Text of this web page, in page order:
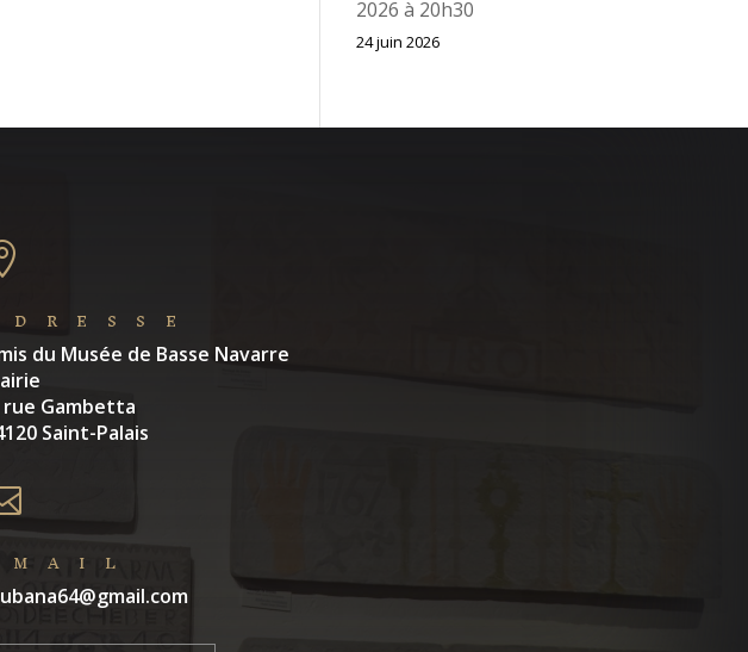
2026 à 20h30
24 juin 2026
du Musée de Basse Navarre
rue Gambetta
Saint-Palais